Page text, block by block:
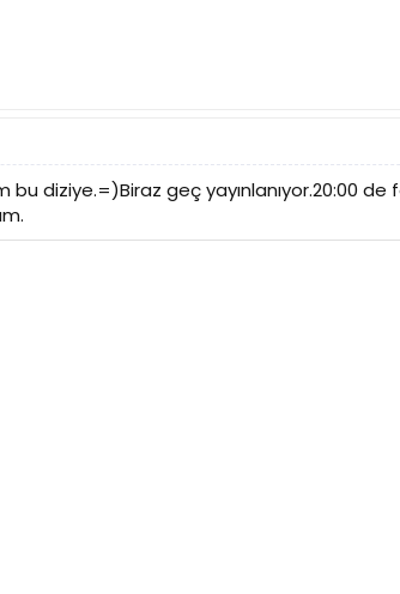
bu diziye.=)Biraz geç yayınlanıyor.20:00